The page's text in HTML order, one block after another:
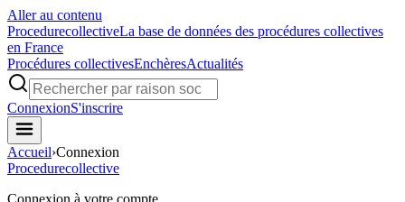
Aller au contenu
ProcedurecollectiveLa base de données des procédures collectives
en France
Procédures collectivesEnchèresActualités
ConnexionS'inscrire
Accueil›Connexion
Procedurecollective
Connexion à votre compte